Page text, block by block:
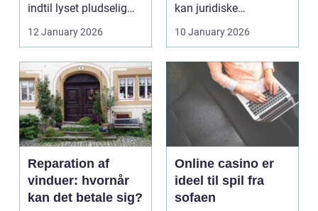
indtil lyset pludselig
går, el...
12 January 2026
kan juridiske
spørgsmål hurtigt
vokse si...
10 January 2026
Reparation af
vinduer: hvornår
kan det betale sig?
Online casino er
ideel til spil fra
sofaen